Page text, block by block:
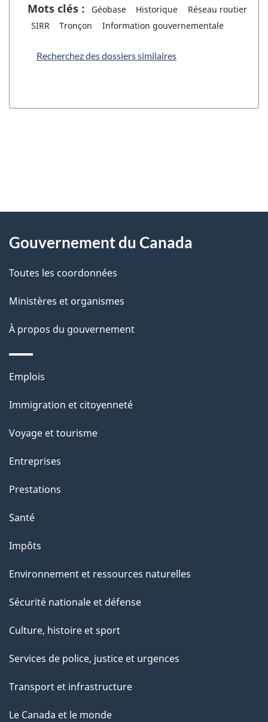
Mots clés : Géobase Historique
Réseau routier
SIRR
Tronçon Information gouvernementale
Recherchez des dossiers similaires
D
t
a
l
s
l
a
a
g
"
propos
ce
site
Gouvernement du Canada
Toutes les coordonnées
Ministères et organismes
À propos du gouvernement
Thèmes
sujets
Emplois
Immigration et citoyenneté
Voyage et tourisme
Entreprises
Prestations
Santé
Impôts
Environnement et ressources naturelles
Sécurité nationale et défense
Culture, histoire et sport
Services de police, justice et urgences
Transport et infrastructure
Le Canada et le monde